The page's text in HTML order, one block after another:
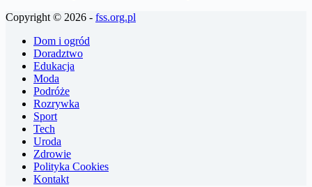
Copyright © 2026 - fss.org.pl
Dom i ogród
Doradztwo
Edukacja
Moda
Podróże
Rozrywka
Sport
Tech
Uroda
Zdrowie
Polityka Cookies
Kontakt